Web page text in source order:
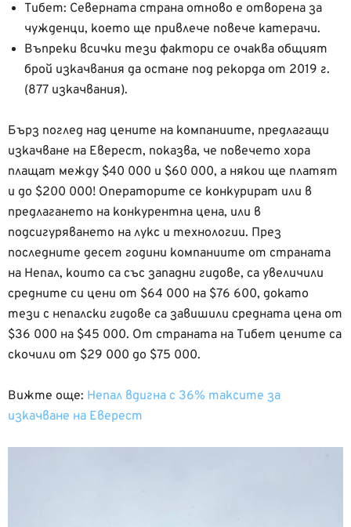
Тибет: Северната страна отново е отворена за
чужденци, което ще привлече повече катерачи.
Въпреки всички тези фактори се очаква общият
брой изкачвания да остане под рекорда от 2019 г.
(877 изкачвания).
Бърз поглед над цените на компаниите, предлагащи
изкачване на Еверест, показва, че повечето хора
плащат между $40 000 и $60 000, а някои ще платят
и до $200 000! Операторите се конкурират или в
предлагането на конкурентна цена, или в
подсигуряването на лукс и технологии. През
последните десет години компаниите от страната
на Непал, които са със западни гидове, са увеличили
средните си цени от $64 000 на $76 600, докато
тези с непалски гидове са завишили средната цена от
$36 000 на $45 000. От страната на Тибет цените са
скочили от $29 000 до $75 000.
Вижте още: Непал вдигна с 36% таксите за
изкачване на Еверест